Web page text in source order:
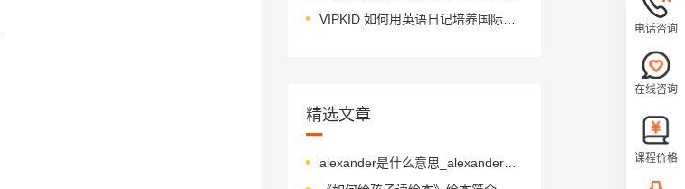
VIPKID 如何用英语日记培养国际化人才？
精选文章
alexander是什么意思_alexander怎么读_音标ˌælɪgˈzændə
电话咨询
在线咨询
课程价格